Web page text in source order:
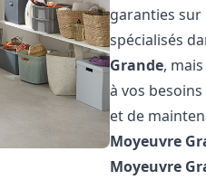
garanties sur
spécialisés
Grande,
à vos
et de
Moyeuvre
Moyeuvre